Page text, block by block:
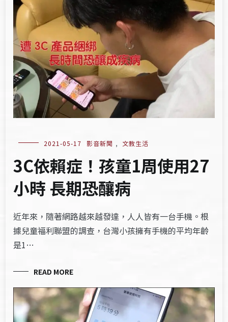
2021-05-17 影音新聞 , 文教生活
3C依賴症！孩童1周使用27
小時 長期恐釀病
近年來，隨著網路越來越發達，人人皆有一台手機。根
據兒童福利聯盟的調查，台灣小孩擁有手機的平均年齡
是1…
READ MORE